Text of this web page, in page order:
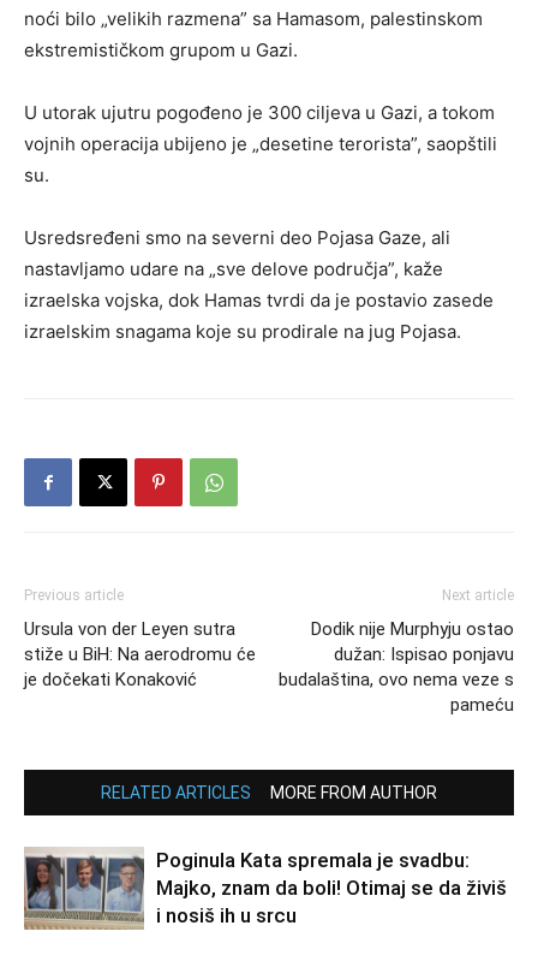
noći bilo „velikih razmena” sa Hamasom, palestinskom
ekstremističkom grupom u Gazi.
U utorak ujutru pogođeno je 300 ciljeva u Gazi, a tokom
vojnih operacija ubijeno je „desetine terorista”, saopštili
su.
Usredsređeni smo na severni deo Pojasa Gaze, ali
nastavljamo udare na „sve delove područja”, kaže
izraelska vojska, dok Hamas tvrdi da je postavio zasede
izraelskim snagama koje su prodirale na jug Pojasa.
Previous article
Ursula von der Leyen sutra
stiže u BiH: Na aerodromu će
je dočekati Konaković
Next article
Dodik nije Murphyju ostao
dužan: Ispisao ponjavu
budalaština, ovo nema veze s
pameću
RELATED ARTICLES MORE FROM AUTHOR
Poginula Kata spremala je svadbu:
Majko, znam da boli! Otimaj se da živiš
i nosiš ih u srcu